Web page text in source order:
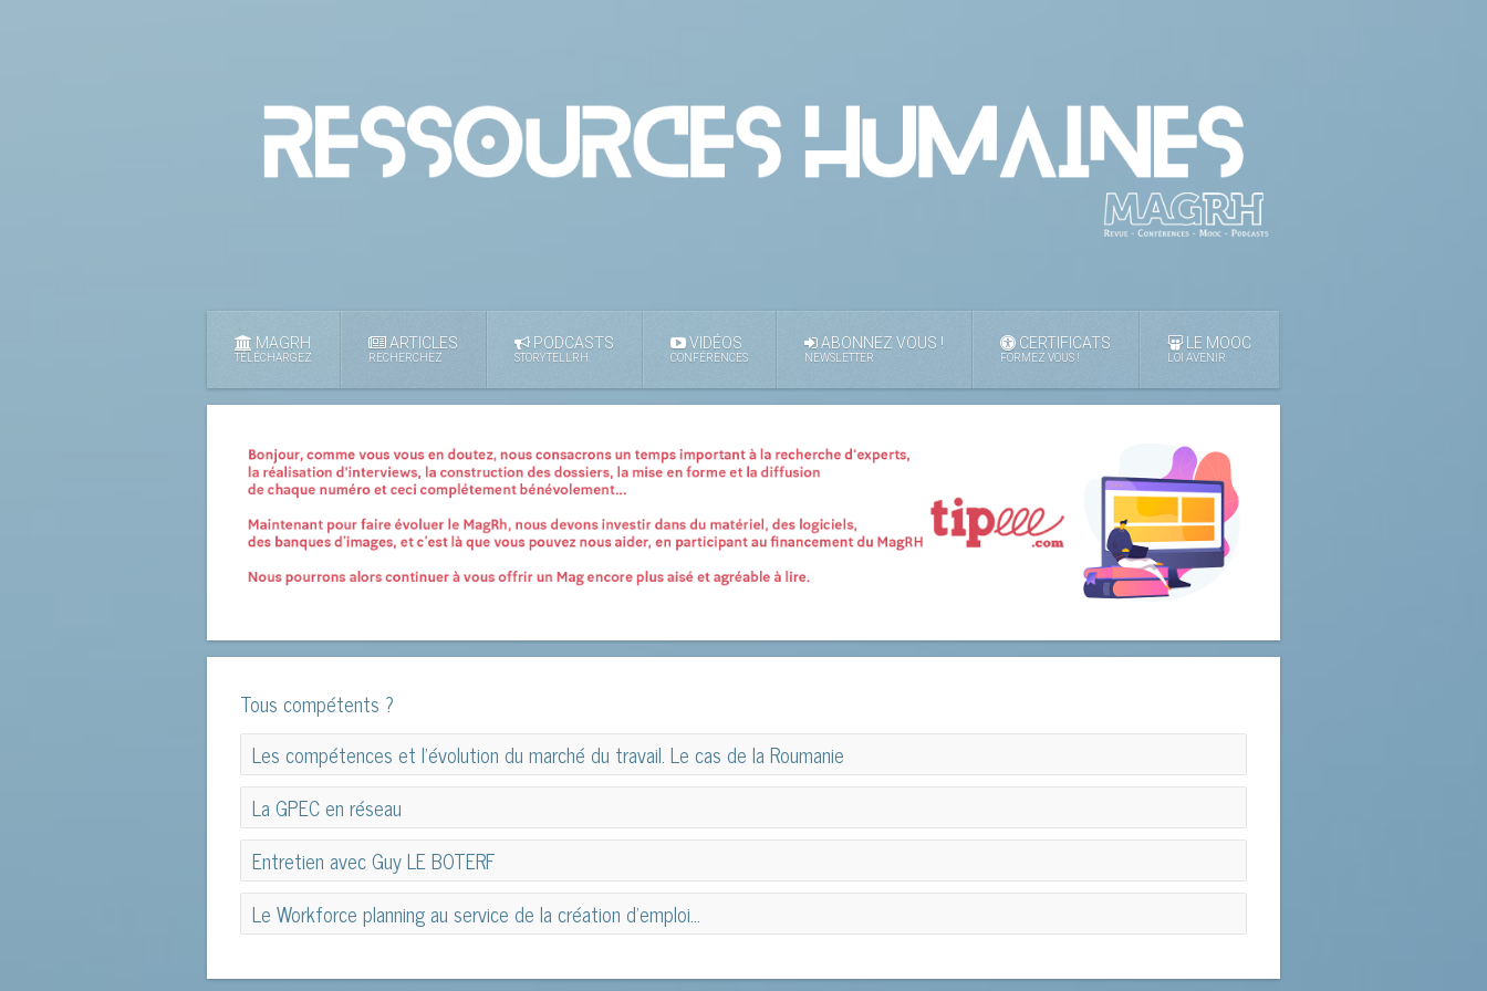
MAGRH
TÉLÉCHARGEZ
ARTICLES
RECHERCHEZ
PODCASTS
STORYTELLRH
VIDÉOS
CONFÉRENCES
ABONNEZ VOUS !
NEWSLETTER
CERTIFICATS
FORMEZ VOUS !
LE MOOC
LOI AVENIR
Tous compétents ?
Les compétences et l’évolution du marché du travail. Le cas de la Roumanie
Les compétences et l’évolution du marché du travail. Le cas de la Roumanie
La GPEC en réseau
La GPEC en réseau
Entretien avec Guy LE BOTERF
Entretien avec Guy LE BOTERF
Le Workforce planning au service de la création d’emploi…